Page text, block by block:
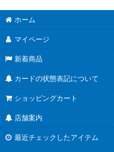
ホーム
マイページ
新着商品
カードの状態表記について
ショッピングカート
店舗案内
最近チェックしたアイテム